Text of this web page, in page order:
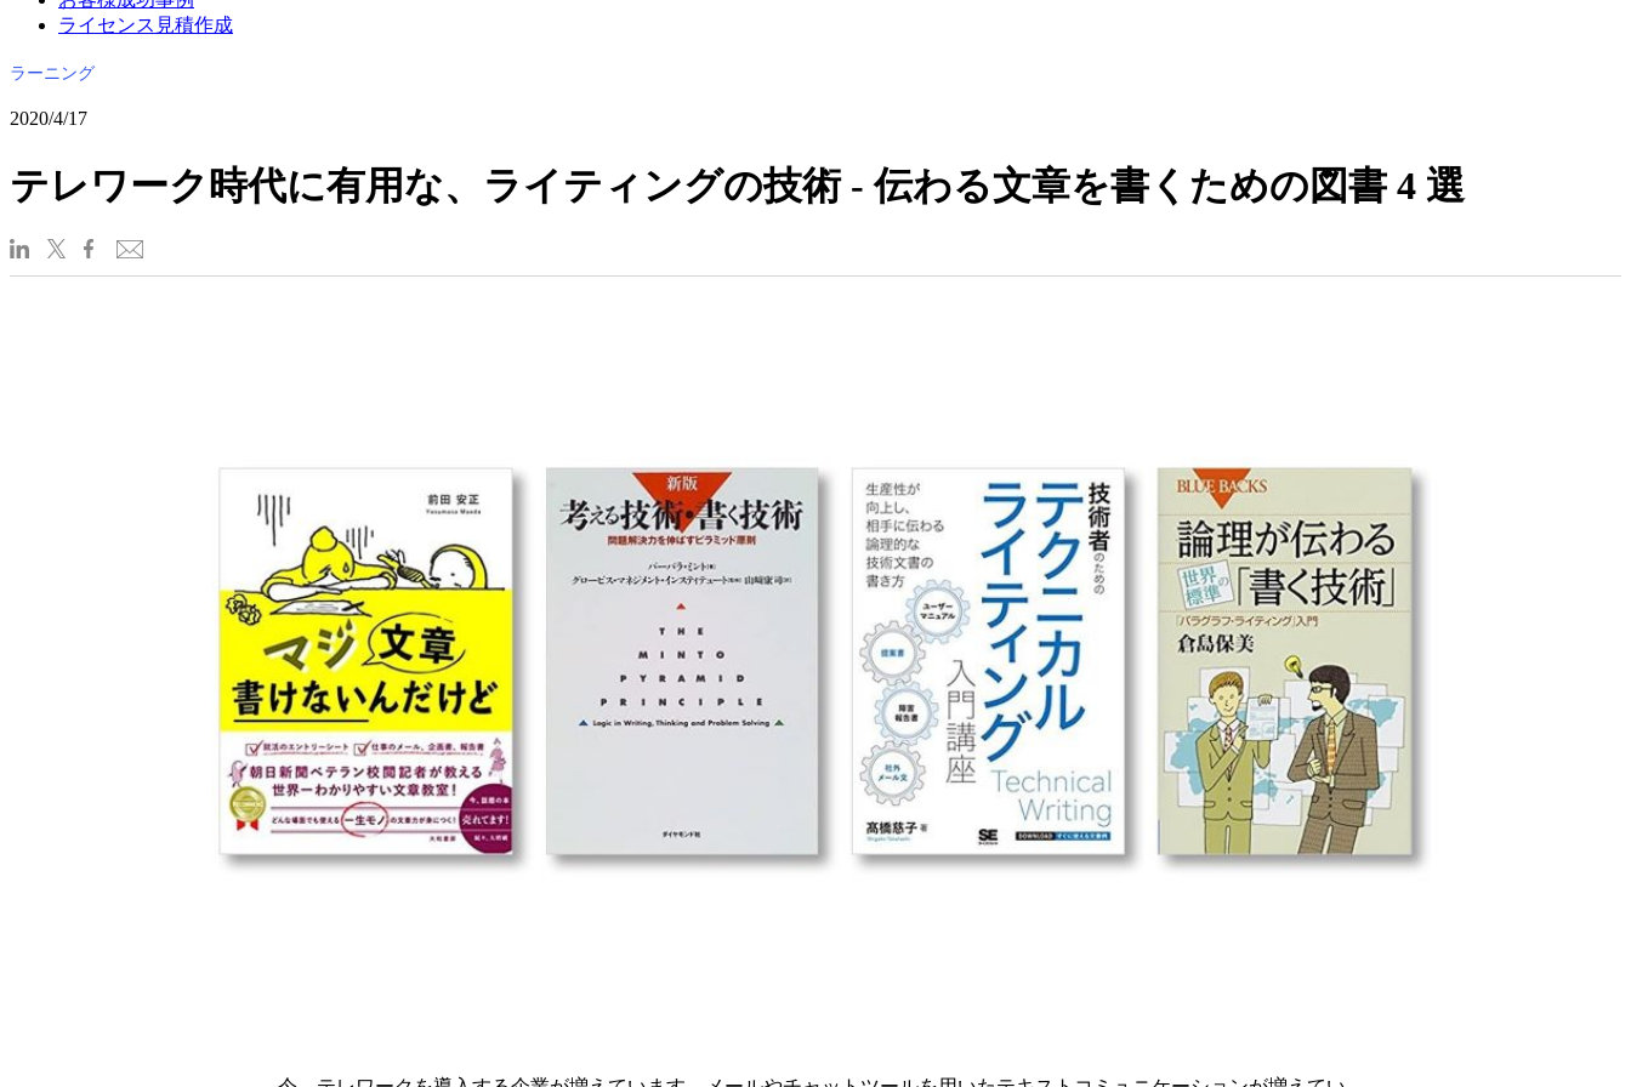
ライセンス見積作成
ラーニング
2020/4/17
テレワーク時代に有用な、ライティングの技術 - 伝わる文章を書くための図書 4 選